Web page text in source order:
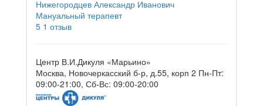
Нижегородцев Александр Иванович
Мануальный терапевт
5 1 отзыв
Центр В.И.Дикуля «Марьино»
Москва, Новочеркасский б-р, д.55, корп 2 Пн-Пт:
09:00-21:00, Сб-Вс: 09:00-20:00